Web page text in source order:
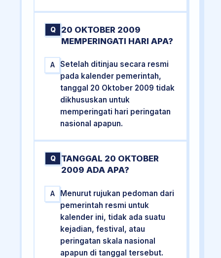
Q
20 OKTOBER 2009
MEMPERINGATI HARI APA?
A
Setelah ditinjau secara resmi
pada kalender pemerintah,
tanggal 20 Oktober 2009 tidak
dikhususkan untuk
memperingati hari peringatan
nasional apapun.
Q
TANGGAL 20 OKTOBER
2009 ADA APA?
A
Menurut rujukan pedoman dari
pemerintah resmi untuk
kalender ini, tidak ada suatu
kejadian, festival, atau
peringatan skala nasional
apapun di tanggal tersebut.